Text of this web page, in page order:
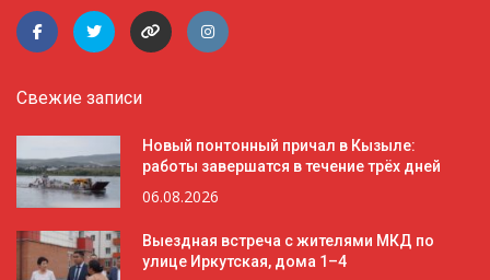
Свежие записи
Новый понтонный причал в Кызыле:
работы завершатся в течение трёх дней
06.08.2026
Выездная встреча с жителями МКД по
улице Иркутская, дома 1–4